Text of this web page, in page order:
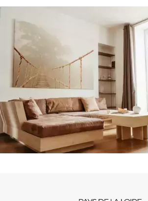
PVC
BAIES VITRÉES
LES INTEMPORELLES
LES LUMINEUSES
VOLETS ROULANTS
PERGOLAS
PORTAILS ET PORTILLONS
CARPORTS
CLÔTURES